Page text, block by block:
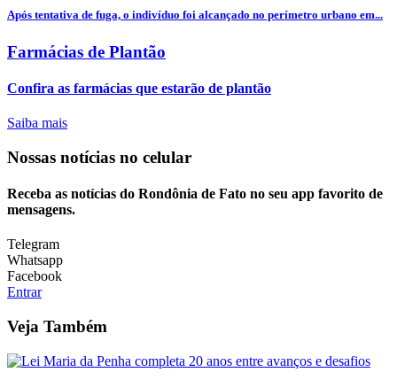
Após tentativa de fuga, o indivíduo foi alcançado no perímetro urbano em...
Farmácias de Plantão
Confira as farmácias que estarão de plantão
Saiba mais
Nossas notícias no celular
Receba as notícias do Rondônia de Fato no seu app favorito de
mensagens.
Telegram
Whatsapp
Facebook
Entrar
Veja Também